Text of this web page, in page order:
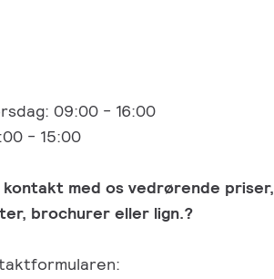
09:00 - 16:00
- 15:00
med os vedrørende priser,
brochurer eller lign.?